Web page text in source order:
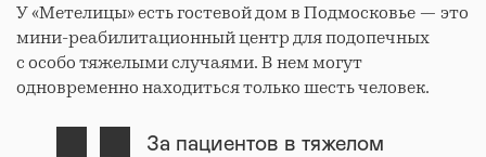
У «Метелицы» есть гостевой дом в Подмосковье — это
мини-реабилитационный центр для подопечных
с особо тяжелыми случаями. В нем могут
одновременно находиться только шесть человек.
За пациентов в тяжелом